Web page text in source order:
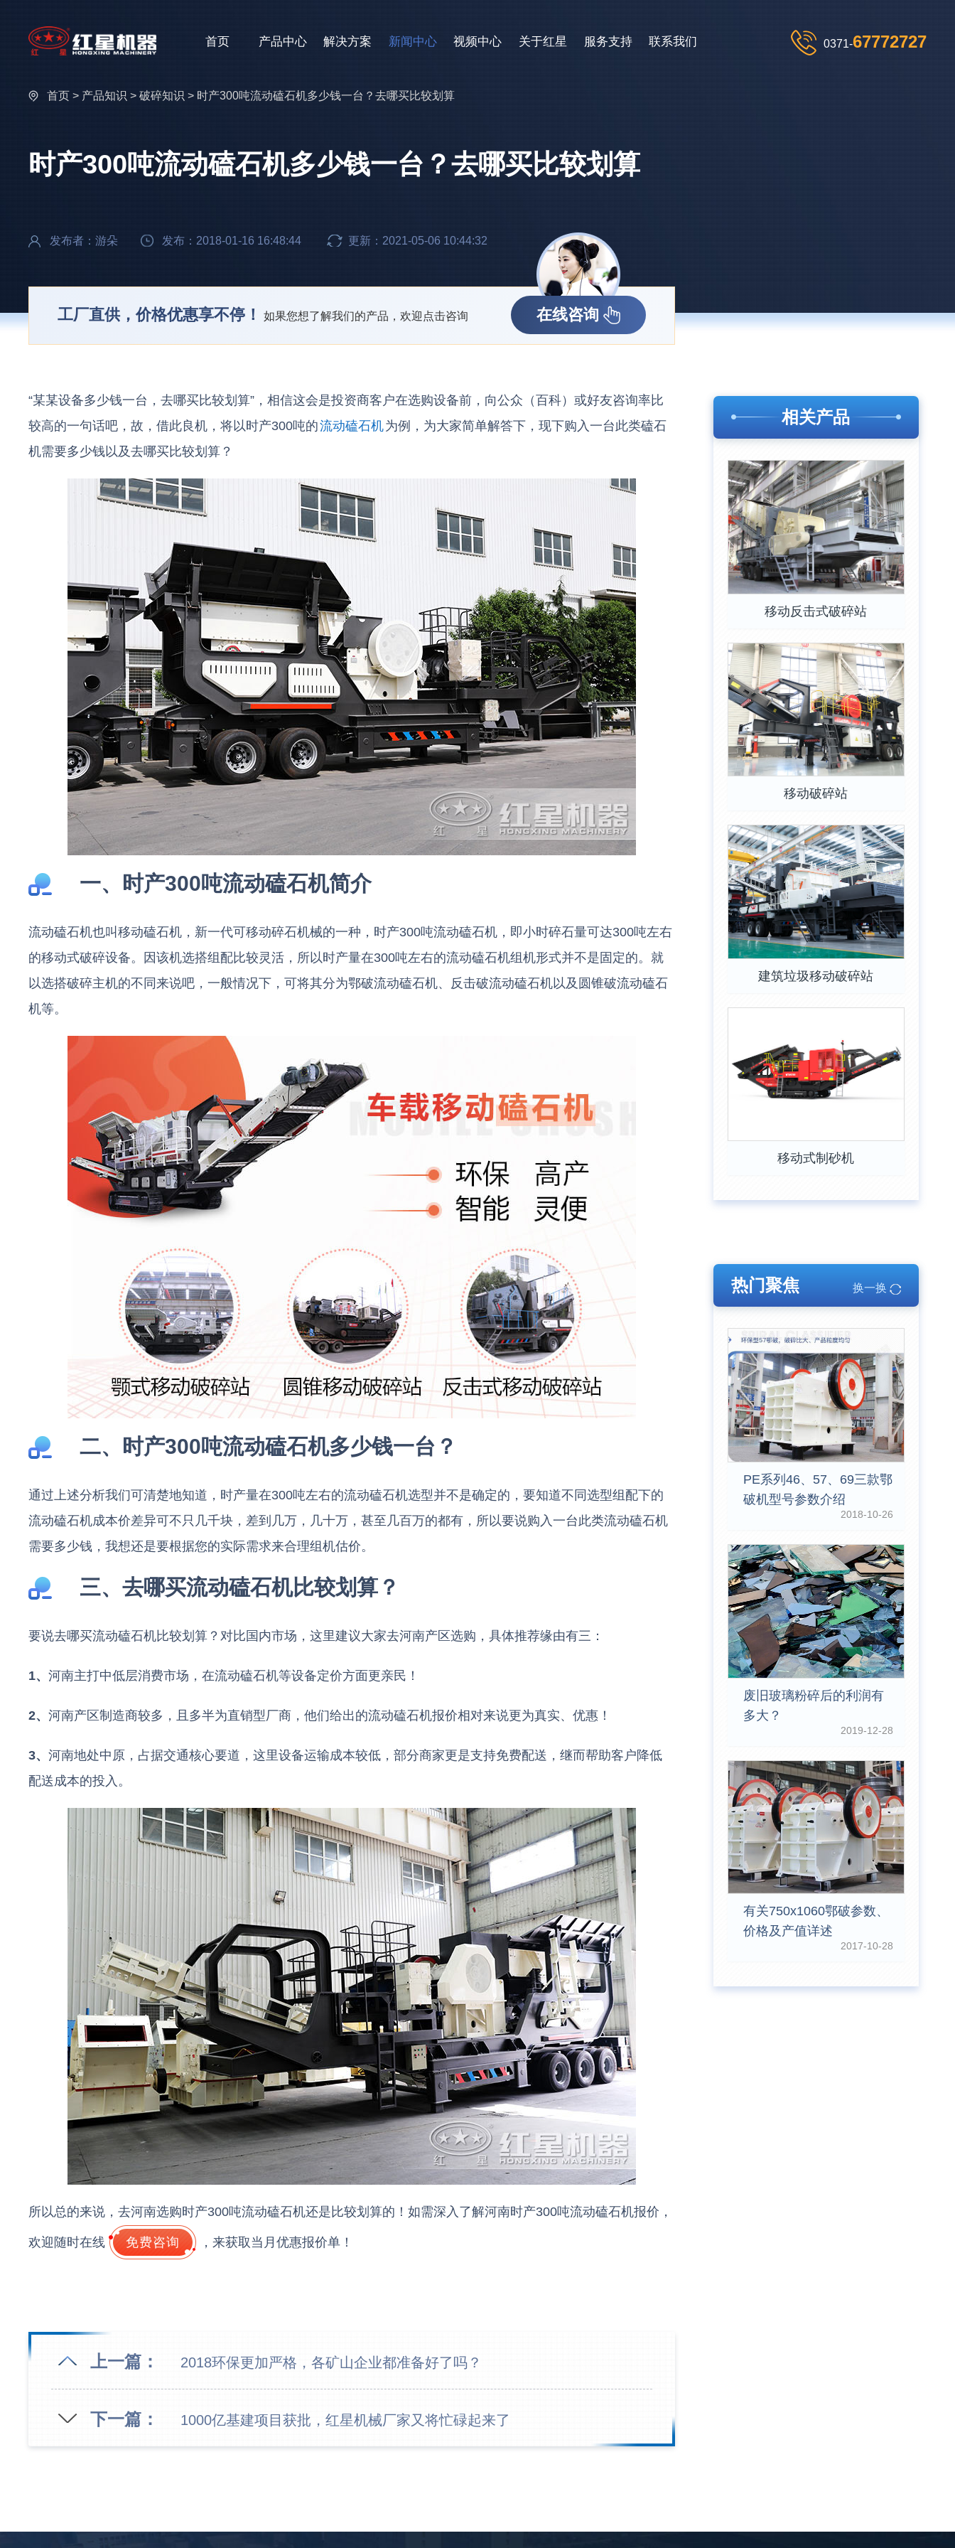
首页 产品中心 解决方案 新闻中心 视频中心 关于红星 服务支持 联系我们 0371-67772727
首页 > 产品知识 >破碎知识 > 时产300吨流动磕石机多少钱一台？去哪买比较划算
时产300吨流动磕石机多少钱一台？去哪买比较划算
发布者：游朵 发布：2018-01-16 16:48:44 更新：2021-05-06 10:44:32
工厂直供，价格优惠享不停！ 如果您想了解我们的产品，欢迎点击咨询 在线咨询
“某某设备多少钱一台，去哪买比较划算”，相信这会是投资商客户在选购设备前，向公众（百科）或好友咨询率比
较高的一句话吧，故，借此良机，将以时产300吨的流动磕石机为例，为大家简单解答下，现下购入一台此类磕石
机需要多少钱以及去哪买比较划算？
一、时产300吨流动磕石机简介
流动磕石机也叫移动磕石机，新一代可移动碎石机械的一种，时产300吨流动磕石机，即小时碎石量可达300吨左右
的移动式破碎设备。因该机选搭组配比较灵活，所以时产量在300吨左右的流动磕石机组机形式并不是固定的。就
以选搭破碎主机的不同来说吧，一般情况下，可将其分为鄂破流动磕石机、反击破流动磕石机以及圆锥破流动磕石
机等。
二、时产300吨流动磕石机多少钱一台？
通过上述分析我们可清楚地知道，时产量在300吨左右的流动磕石机选型并不是确定的，要知道不同选型组配下的
流动磕石机成本价差异可不只几千块，差到几万，几十万，甚至几百万的都有，所以要说购入一台此类流动磕石机
需要多少钱，我想还是要根据您的实际需求来合理组机估价。
三、去哪买流动磕石机比较划算？
要说去哪买流动磕石机比较划算？对比国内市场，这里建议大家去河南产区选购，具体推荐缘由有三：
1、河南主打中低层消费市场，在流动磕石机等设备定价方面更亲民！
2、河南产区制造商较多，且多半为直销型厂商，他们给出的流动磕石机报价相对来说更为真实、优惠！
3、河南地处中原，占据交通核心要道，这里设备运输成本较低，部分商家更是支持免费配送，继而帮助客户降低
配送成本的投入。
所以总的来说，去河南选购时产300吨流动磕石机还是比较划算的！如需深入了解河南时产300吨流动磕石机报价，
欢迎随时在线 免费咨询 ，来获取当月优惠报价单！
上一篇： 2018环保更加严格，各矿山企业都准备好了吗？
下一篇： 1000亿基建项目获批，红星机械厂家又将忙碌起来了
相关产品
移动反击式破碎站
移动破碎站
建筑垃圾移动破碎站
移动式制砂机
热门聚焦 换一换
PE系列46、57、69三款鄂
破机型号参数介绍
2018-10-26
废旧玻璃粉碎后的利润有
多大？
2019-12-28
有关750x1060鄂破参数、
价格及产值详述
2017-10-28
3分钟前
39分钟前 翟先生留言：石头碎沙设备和洗砂设备有吗？